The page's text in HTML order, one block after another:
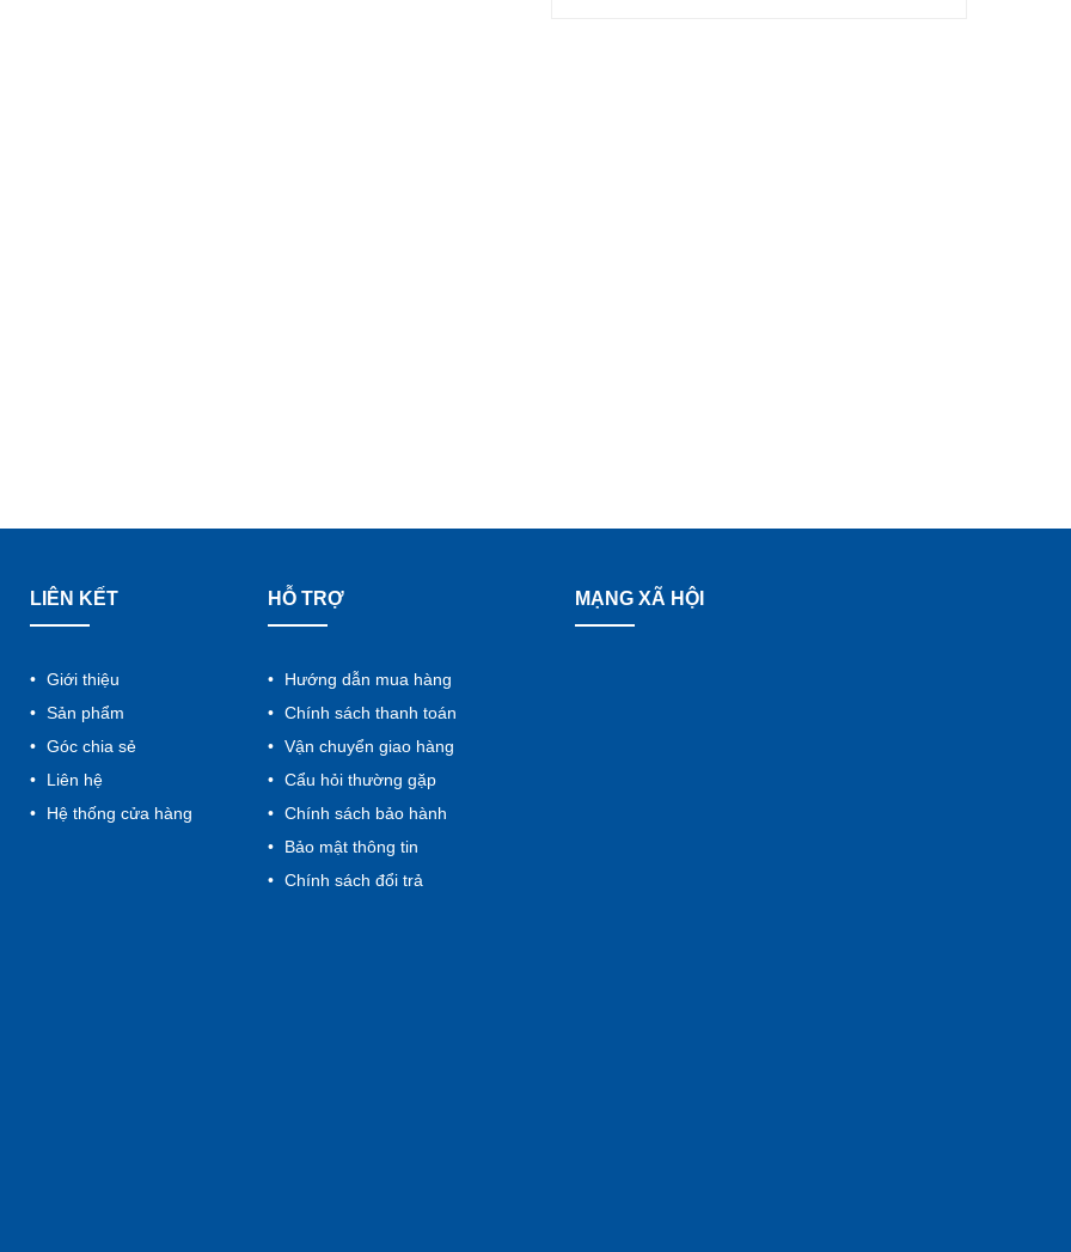
LIÊN KẾT
Giới thiệu
Sản phẩm
Góc chia sẻ
Liên hệ
Hệ thống cửa hàng
HỖ TRỢ
Hướng dẫn mua hàng
Chính sách thanh toán
Vận chuyển giao hàng
Cẩu hỏi thường gặp
Chính sách bảo hành
Bảo mật thông tin
Chính sách đổi trả
MẠNG XÃ HỘI